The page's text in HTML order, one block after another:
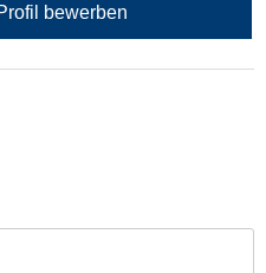
bewerben